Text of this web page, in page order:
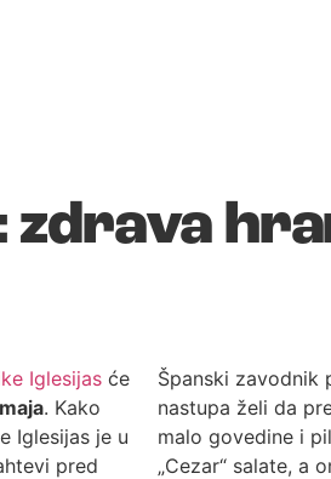
zdrava
Iglesijas će
. Kako
Iglesijas je u
pred
Španski zavodnik
nastupa želi da
malo govedine i
„Cezar“ salate, a